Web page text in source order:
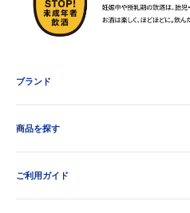
ブランド
HAMPSTEAD TEAハムステッドティー
LATINO ラティーノ
商品を探す
紅茶・ココア
ご利用ガイド